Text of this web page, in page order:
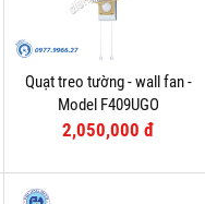
Quạt treo tường - wall fan -
Model F409UGO
2,050,000 đ